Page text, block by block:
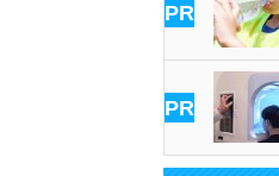
PR
PR